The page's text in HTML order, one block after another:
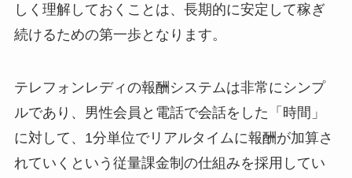
しく理解しておくことは、長期的に安定して稼ぎ
続けるための第一歩となります。
テレフォンレディの報酬システムは非常にシンプ
ルであり、男性会員と電話で会話をした「時間」
に対して、1分単位でリアルタイムに報酬が加算さ
れていくという従量課金制の仕組みを採用してい